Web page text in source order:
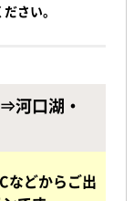
さい。
⇒河口湖・
などからご出